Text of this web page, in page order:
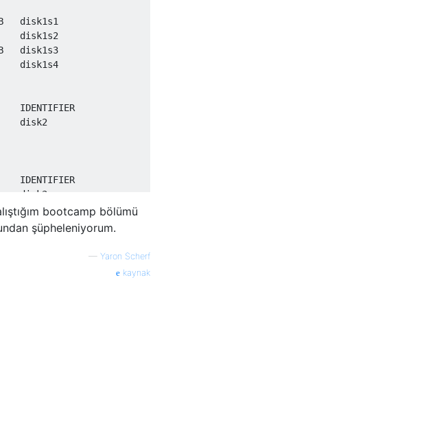
disk1s1
disk1s2
disk1s3
disk1s4
IDENTIFIER
disk2
IDENTIFIER
disk3
IDENTIFIER
disk4
bootcamp bölümü
şüpheleniyorum.
— Yaron Scherf
kaynak